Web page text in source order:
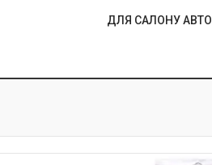
ДЛЯ САЛОНУ АВТО